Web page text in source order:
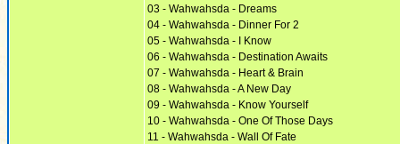
03 - Wahwahsda - Dreams
04 - Wahwahsda - Dinner For 2
05 - Wahwahsda - I Know
06 - Wahwahsda - Destination Awaits
07 - Wahwahsda - Heart & Brain
08 - Wahwahsda - A New Day
09 - Wahwahsda - Know Yourself
10 - Wahwahsda - One Of Those Days
11 - Wahwahsda - Wall Of Fate